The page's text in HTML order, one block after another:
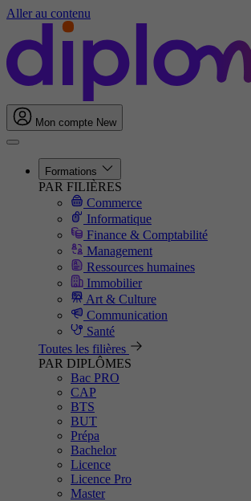
Aller au contenu
Mon compte New
Formations
PAR FILIÈRES
Commerce
Informatique
Finance & Comptabilité
Management
Ressources humaines
Immobilier
Art & Culture
Communication
Santé
Toutes les filières
PAR DIPLÔMES
Bac PRO
CAP
BTS
BUT
Prépa
Bachelor
Licence
Licence Pro
Master